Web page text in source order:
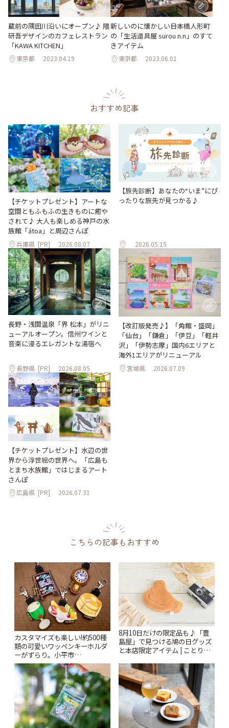
蔵前の隅田川沿いにオープン♪ 隈
研吾デザインのカフェレストラン
「KAWA KITCHEN」
東京都 2023.04.19
新しいのに懐かしい――日本橋人形町
の「生活道具屋 surou n.n」のすて
きアイテム
東京都 2023.06.01
おすすめ記事
【チケットプレゼント】アートな
空間ともふもふの生きものに癒や
されて♪ 大人も楽しめる神戸の水
族館「átoa」と周辺さんぽ
兵庫県 [PR] 2026.08.07
【旅先診断】あなたの“いま”にぴ
ったりな旅先が見つかる♪
2026.05.15
長野・浅間温泉「界 松本」がリニ
ューアルオープン。信州ワインと
音楽に浸るエレガントな湯宿へ
長野県 [PR] 2026.08.05
【改訂版発売♪】「角館・盛岡」
「仙台」「鎌倉」「伊豆」「軽井
沢」「伊勢志摩」国内6エリアと
海外1エリアがリニューアル
宮城県 2026.07.09
【チケットプレゼント】水辺の世
界から浮世絵の世界へ。「広島も
とまち水族館」ではじまるアート
さんぽ
広島県 [PR] 2026.07.31
こちらの記事もおすすめ
カスタマイズも楽しい!約500種
類の可愛いワッペンキーホルダ
ーがずらり。小平市
「Kimamaya T&K」 | ことりっ
ぷ
8月10日だけの限定品も♪「豊
島屋」で見つける鳩の日グッズ
と本店限定アイテム | ことりっ